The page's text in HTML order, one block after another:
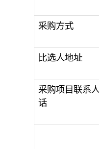
采购方式
比选人地址
采购项目联系
话